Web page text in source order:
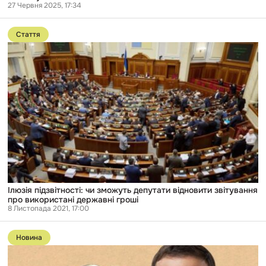
27 Червня 2025, 17:34
Перейти
до
публікації
Ілюзія
підзвітності:
чи
зможуть
депутати
відновити
звітування
про
використані
державні
гроші
Стаття
Ілюзія підзвітності: чи зможуть депутати відновити звітування
про використані державні гроші
8 Листопада 2021, 17:00
Перейти
до
публікації
Новина